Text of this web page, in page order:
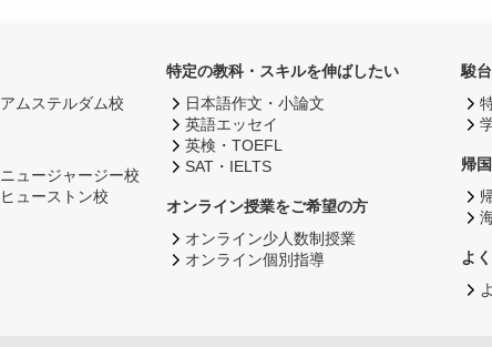
アムステルダム校
ニュージャージー校
ヒューストン校
特定の教科・スキルを伸ばしたい
日本語作文・小論文
英語エッセイ
英検・TOEFL
SAT・IELTS
オンライン授業をご希望の方
オンライン少人数制授業
オンライン個別指導
駿
帰
よ